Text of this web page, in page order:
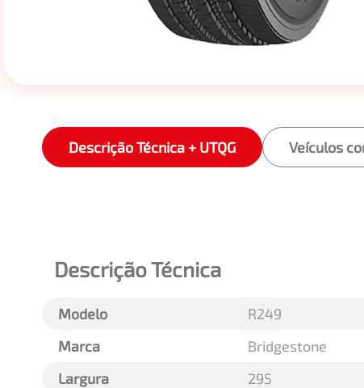
Descrição Técnica + UTQG Veículos
Descrição Técnica
Modelo
R249
Marca
Bridgestone
Largura
295